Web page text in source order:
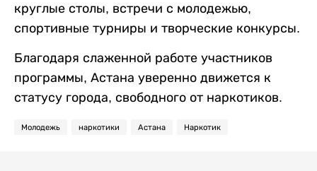
круглые столы, встречи с молодежью,
спортивные турниры и творческие конкурсы.
Благодаря слаженной работе участников
программы, Астана уверенно движется к
статусу города, свободного от наркотиков.
Молодежь наркотики Астана Наркотик